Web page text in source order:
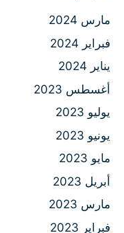
مارس 2024
فبراير 2024
يناير 2024
أغسطس 2023
يوليو 2023
يونيو 2023
مايو 2023
أبريل 2023
مارس 2023
فبراير 2023